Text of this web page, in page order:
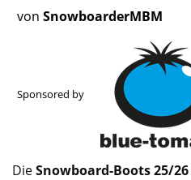
von SnowboarderMBM
Sponsored by
DieSnowboard-Boots 25/26